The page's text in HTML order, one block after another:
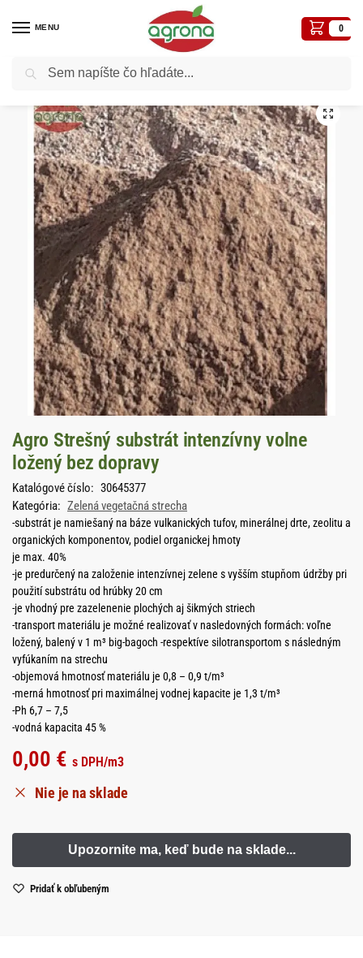
MENU 0
Domov Zelená vegetačná strecha / Agro Strešný substrát intenzívny volne ložený bez dopravy
Agro Strešný substrát intenzívny volne
ložený bez dopravy
Katalógové číslo: 30645377
Kategória: Zelená vegetačná strecha
-substrát je namiešaný na báze vulkanických tufov, minerálnej drte, zeolitu a
organických komponentov, podiel organickej hmoty
je max. 40%
-je predurčený na založenie intenzívnej zelene s vyšším stupňom údržby pri
použití substrátu od hrúbky 20 cm
-je vhodný pre zazelenenie plochých aj šikmých striech
-transport materiálu je možné realizovať v nasledovných formách: voľne
ložený, balený v 1 m³ big-bagoch -respektíve silotransportom s následným
vyfúkaním na strechu
-objemová hmotnosť materiálu je 0,8 – 0,9 t/m³
-merná hmotnosť pri maximálnej vodnej kapacite je 1,3 t/m³
-Ph 6,7 – 7,5
-vodná kapacita 45 %
0,00 € s DPH/m3
Nie je na sklade
Pridať k obľubeným